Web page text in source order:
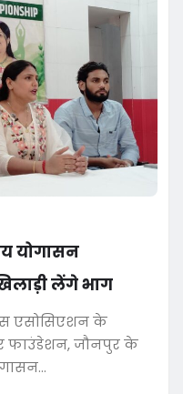
योगासन
लेंगे भाग
एसोसिएशन के
फाउंडेशन, जौनपुर के